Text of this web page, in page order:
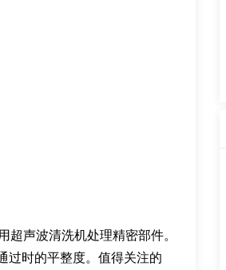
声波清洗机处理精密部件。
过时的平整度。值得关注的